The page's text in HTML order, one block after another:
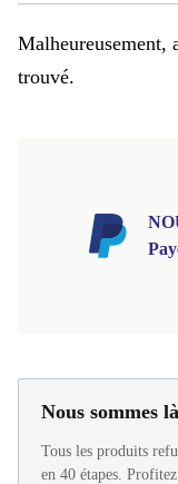
Malheureusement,
trouvé.
Nous sommes
Tous les produits
en 40 étapes.